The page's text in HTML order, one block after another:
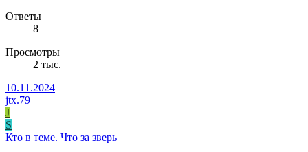
Ответы
8
Просмотры
2 тыс.
10.11.2024
jtx.79
J
S
Кто в теме. Что за зверь